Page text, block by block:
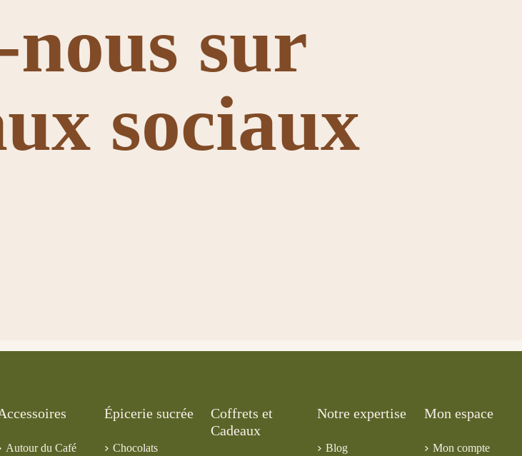
nous sur
sociaux
Autour du Café
Épicerie sucrée
Chocolats
Coffrets et
Cadeaux
Notre expertise
Blog
Mon espace
Mon compte